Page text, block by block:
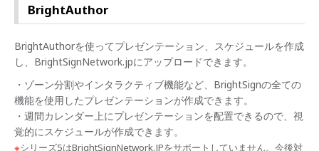
BrightAuthor
BrightAuthorを使ってプレゼンテーション、スケジュールを作成
し、BrightSignNetwork.jpにアップロードできます。
・ゾーン分割やインタラクティブ機能など、BrightSignの全ての
機能を使用したプレゼンテーションが作成できます。
・週間カレンダー上にプレゼンテーションを配置できるので、視
覚的にスケジュールが作成できます。
※シリーズ5はBrightSignNetwork.JPをサポートしていません。今後対